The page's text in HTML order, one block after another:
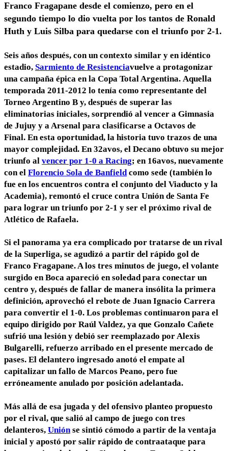
Franco Fragapane desde el comienzo, pero en el
segundo tiempo lo dio vuelta por los tantos de Ronald
Huth y Luis Silba para quedarse con el triunfo por 2-1.
Seis años después, con un contexto similar y en idéntico
estadio, Sarmiento de Resistenciavuelve a protagonizar
una campaña épica en la Copa Total Argentina. Aquella
temporada 2011-2012 lo tenía como representante del
Torneo Argentino B y, después de superar las
eliminatorias iniciales, sorprendió al vencer a Gimnasia
de Jujuy y a Arsenal para clasificarse a Octavos de
Final. En esta oportunidad, la historia tuvo trazos de una
mayor complejidad. En 32avos, el Decano obtuvo su mejor
triunfo al vencer por 1-0 a Racing; en 16avos, nuevamente
con el Florencio Sola de Banfield como sede (también lo
fue en los encuentros contra el conjunto del Viaducto y la
Academia), remontó el cruce contra Unión de Santa Fe
para lograr un triunfo por 2-1 y ser el próximo rival de
Atlético de Rafaela.
Si el panorama ya era complicado por tratarse de un rival
de la Superliga, se agudizó a partir del rápido gol de
Franco Fragapane. A los tres minutos de juego, el volante
surgido en Boca apareció en soledad para conectar un
centro y, después de fallar de manera insólita la primera
definición, aprovechó el rebote de Juan Ignacio Carrera
para convertir el 1-0. Los problemas continuaronpara el
equipo dirigido por Raúl Valdez, ya que Gonzalo Cañete
sufrió una lesióny debió ser reemplazado por Alexis
Bulgarelli, refuerzo arribado en el presente mercado de
pases. El delantero ingresado anotó el empate al
capitalizar un fallo de Marcos Peano, pero fue
erróneamente anulado por posición adelantada.
Más allá de esa jugada y del ofensivo planteo propuesto
por el rival, que salió al campo de juego con tres
delanteros, Uniónse sintió cómodo a partir de la ventaja
inicial y apostó por salir rápido de contraataque para